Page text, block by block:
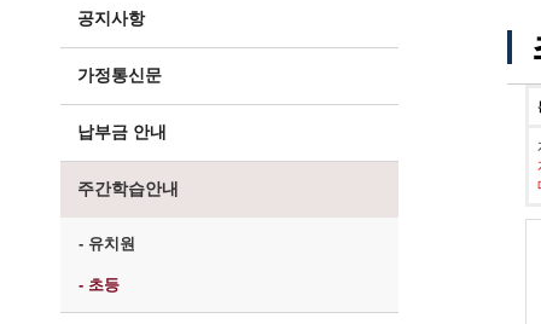
공지사항
가정통신문
납부금 안내
주간학습안내
- 유치원
- 초등